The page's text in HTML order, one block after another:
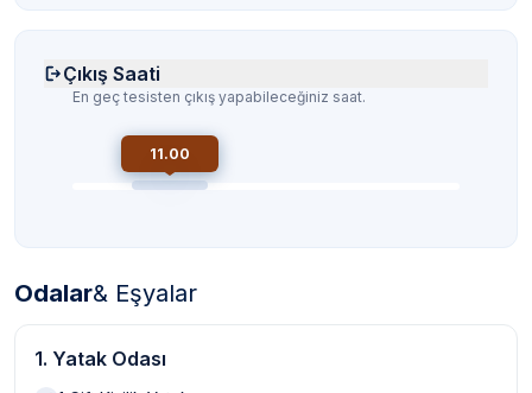
Çıkış Saati
En geç tesisten çıkış yapabileceğiniz saat.
11.00
Odalar& Eşyalar
1. Yatak Odası